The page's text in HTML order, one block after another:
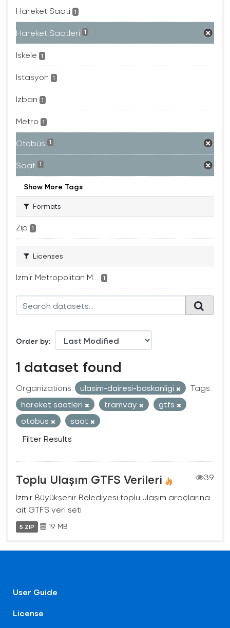
Hareket Saati 1
Hareket Saatleri 1
Iskele 1
Istasyon 1
Izban 1
Metro 1
Otobüs 1
Saat 1
Show More Tags
Formats
Zip 1
Licenses
Izmir Metropolitan M... 1
Order by
1 dataset found
Organizations: ulasim-dairesi-baskanligi
Tags:
hareket saatleri
tramvay
gtfs
otobüs
saat
Filter Results
Toplu Ulaşım GTFS Verileri
39
İzmir Büyükşehir Belediyesi toplu ulaşım araçlarına
ait GTFS veri seti
5 ZIP 19 MB
User Guide
License